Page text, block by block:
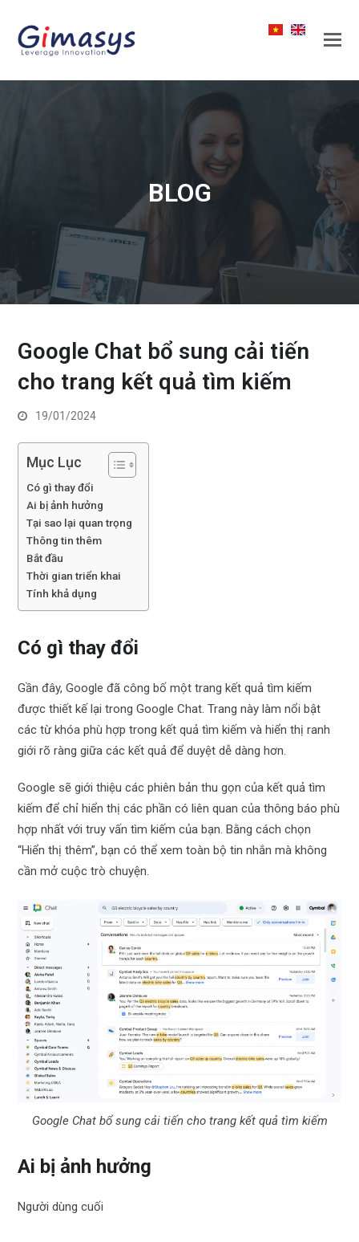
BLOG
Google Chat bổ sung cải tiến
cho trang kết quả tìm kiếm
19/01/2024
Mục Lục
Có gì thay đổi
Ai bị ảnh hưởng
Tại sao lại quan trọng
Thông tin thêm
Bắt đầu
Thời gian triển khai
Tính khả dụng
Có gì thay đổi
Gần đây, Google đã công bố một trang kết quả tìm kiếm
được thiết kế lại trong Google Chat. Trang này làm nổi bật
các từ khóa phù hợp trong kết quả tìm kiếm và hiển thị ranh
giới rõ ràng giữa các kết quả để duyệt dễ dàng hơn.
Google sẽ giới thiệu các phiên bản thu gọn của kết quả tìm
kiếm để chỉ hiển thị các phần có liên quan của thông báo phù
hợp nhất với truy vấn tìm kiếm của bạn. Bằng cách chọn
“Hiển thị thêm”, bạn có thể xem toàn bộ tin nhắn mà không
cần mở cuộc trò chuyện.
Google Chat bổ sung cải tiến cho trang kết quả tìm kiếm
Ai bị ảnh hưởng
Người dùng cuối